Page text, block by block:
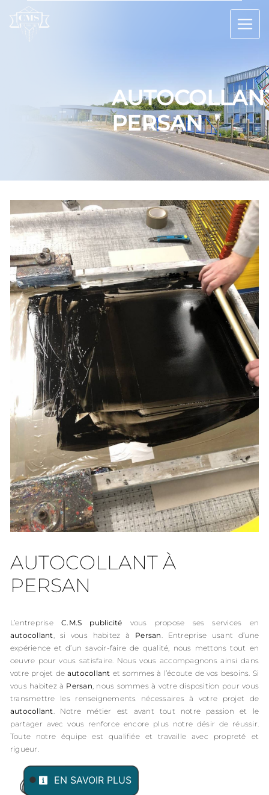
PERSAN
AUTOCOLLANT À
PERSAN
L’entrepriseC.M.S publicité vous propose ses services en
autocollant, si vous habitez à Persan. Entreprise usant d’une
expérience et d’un savoir-faire de qualité, nous mettons tout en
oeuvre pour vous satisfaire. Nous vous accompagnons ainsi dans
votre projet de autocollant et sommes à l’écoute de vos besoins. Si
vous habitez à Persan, nous sommes à votre disposition pour vous
transmettre les renseignements nécessaires à votre projet de
autocollant. Notre métier est avant tout notre passion et le
partager avec vous renforce encore plus notre désir de réussir.
Toute notre équipe est qualifiée et travaille avec propreté et
rigueur.
EN SAVOIR PLUS
Panneau de gestion des cookies